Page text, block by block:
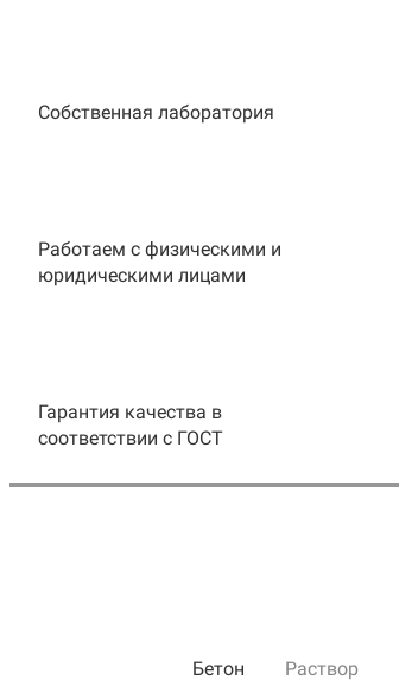
Собственная лаборатория
Работаем с физическими и
юридическими лицами
Гарантия качества в
соответствии с ГОСТ
Бетон Раствор